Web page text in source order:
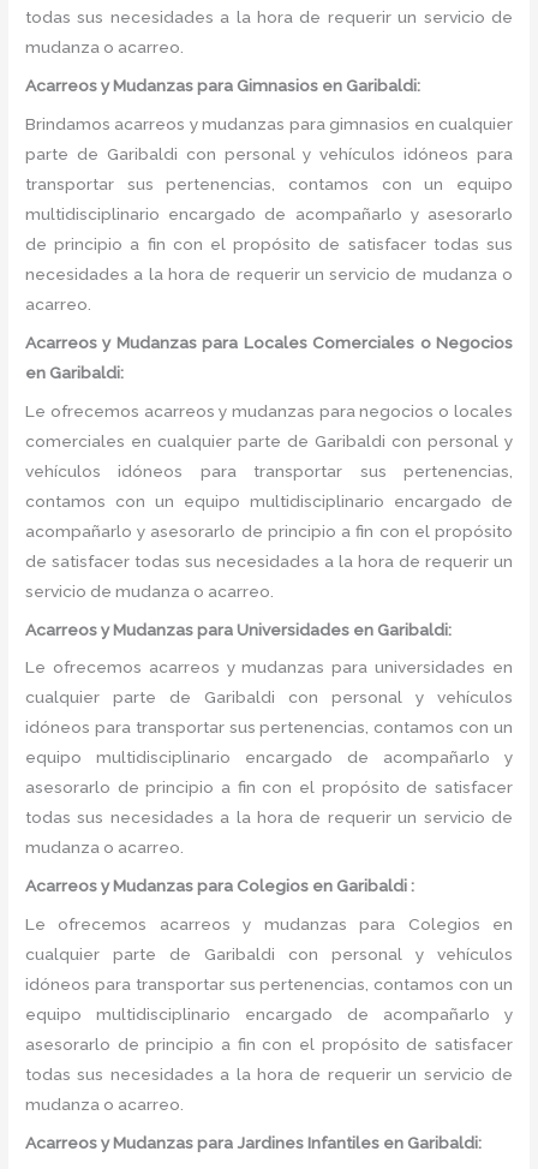
todas sus necesidades a la hora de requerir un servicio de
mudanza o acarreo.
Acarreos y Mudanzas para Gimnasios en Garibaldi:
Brindamos acarreos y mudanzas para gimnasios en cualquier
parte de Garibaldi con personal y vehículos idóneos para
transportar sus pertenencias, contamos con un equipo
multidisciplinario encargado de acompañarlo y asesorarlo
de principio a fin con el propósito de satisfacer todas sus
necesidades a la hora de requerir un servicio de mudanza o
acarreo.
Acarreos y Mudanzas para Locales Comerciales o Negocios
en Garibaldi:
Le ofrecemos acarreos y mudanzas para negocios o locales
comerciales en cualquier parte de Garibaldi con personal y
vehículos idóneos para transportar sus pertenencias,
contamos con un equipo multidisciplinario encargado de
acompañarlo y asesorarlo de principio a fin con el propósito
de satisfacer todas sus necesidades a la hora de requerir un
servicio de mudanza o acarreo.
Acarreos y Mudanzas para Universidades en Garibaldi:
Le ofrecemos acarreos y mudanzas para universidades en
cualquier parte de Garibaldi con personal y vehículos
idóneos para transportar sus pertenencias, contamos con un
equipo multidisciplinario encargado de acompañarlo y
asesorarlo de principio a fin con el propósito de satisfacer
todas sus necesidades a la hora de requerir un servicio de
mudanza o acarreo.
Acarreos y Mudanzas para Colegios en Garibaldi :
Le ofrecemos acarreos y mudanzas para Colegios en
cualquier parte de Garibaldi con personal y vehículos
idóneos para transportar sus pertenencias, contamos con un
equipo multidisciplinario encargado de acompañarlo y
asesorarlo de principio a fin con el propósito de satisfacer
todas sus necesidades a la hora de requerir un servicio de
mudanza o acarreo.
Acarreos y Mudanzas para Jardines Infantiles en Garibaldi: